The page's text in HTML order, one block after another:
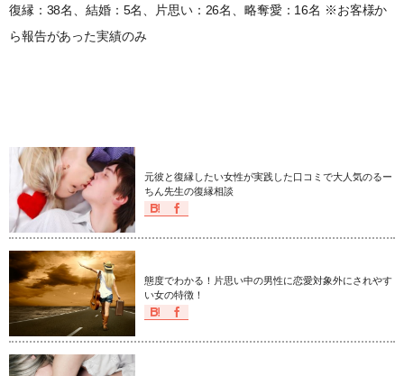
復縁：38名、結婚：5名、片思い：26名、略奪愛：16名 ※お客様か
ら報告があった実績のみ
元彼と復縁したい女性が実践した口コミで大人気のるー
ちん先生の復縁相談
態度でわかる！片思い中の男性に恋愛対象外にされやす
い女の特徴！